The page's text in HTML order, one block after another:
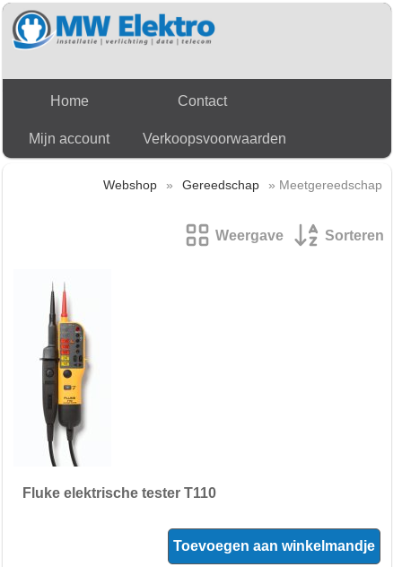
Home Contact
Mijn account Verkoopsvoorwaarden
Webshop » Gereedschap » Meetgereedschap
Weergave Sorteren
Fluke elektrische tester T110
Toevoegen aan winkelmandje